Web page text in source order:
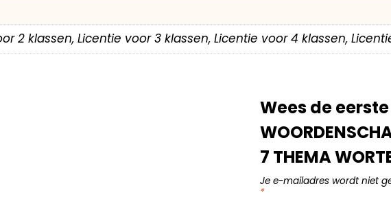
2 klassen, Licentie voor 3 klassen, Licentie voor 4 klassen,
Wees de eerste
7 THEMA
Je e-mailadres wordt niet
*